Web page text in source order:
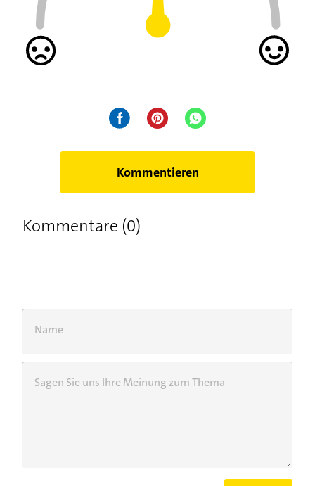
Kommentieren
Kommentare (0)
Name
Sagen Sie uns Ihre Meinung zum Thema